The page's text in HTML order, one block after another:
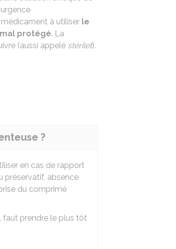
médicament à utiliser le
mal protégé. La
(aussi appelé stérilet).
?
en cas de rapport
préservatif, absence
du comprimé
faut prendre le plus tôt